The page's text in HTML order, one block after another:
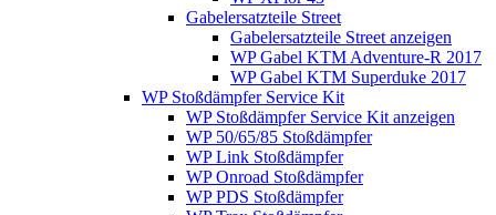
Gabelersatzteile Street
Gabelersatzteile Street anzeigen
WP Gabel KTM Adventure-R 2017
WP Gabel KTM Superduke 2017
WP Stoßdämpfer Service Kit
WP Stoßdämpfer Service Kit anzeigen
WP 50/65/85 Stoßdämpfer
WP Link Stoßdämpfer
WP Onroad Stoßdämpfer
WP PDS Stoßdämpfer